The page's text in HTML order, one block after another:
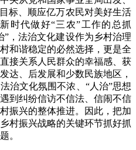
标、顺应亿万农民对美好生活
时代做好“三农”工作的总抓
，法治文化建设作为乡村治理
和谐稳定的必然选择，更是全
接关系人民群众的幸福感、获
达、后发展和少数民族地区，
治文化氛围不浓、“人治”思想
到纠纷信访不信法、信闹不信
振兴的整体推进。因此，把加
村振兴战略的关键环节抓好抓
。